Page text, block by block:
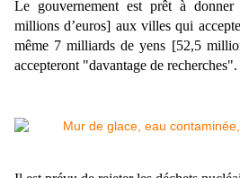
Le gouvernement est prêt à
millions d’euros] aux villes qui
même 7 milliards de yens [52,5
accepteront "davantage de recherches".